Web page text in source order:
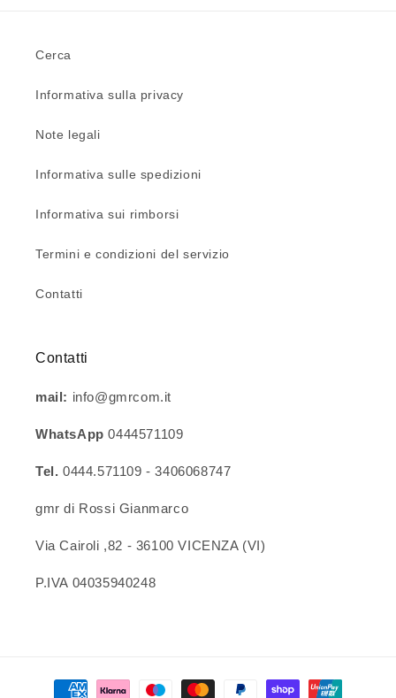
Cerca
Informativa sulla privacy
Note legali
Informativa sulle spedizioni
Informativa sui rimborsi
Termini e condizioni del servizio
Contatti
Contatti
mail: info@gmrcom.it
WhatsApp0444571109
Tel. 0444.571109 - 3406068747
gmr di Rossi Gianmarco
Via Cairoli ,82 - 36100 VICENZA (VI)
P.IVA 04035940248
Metodi